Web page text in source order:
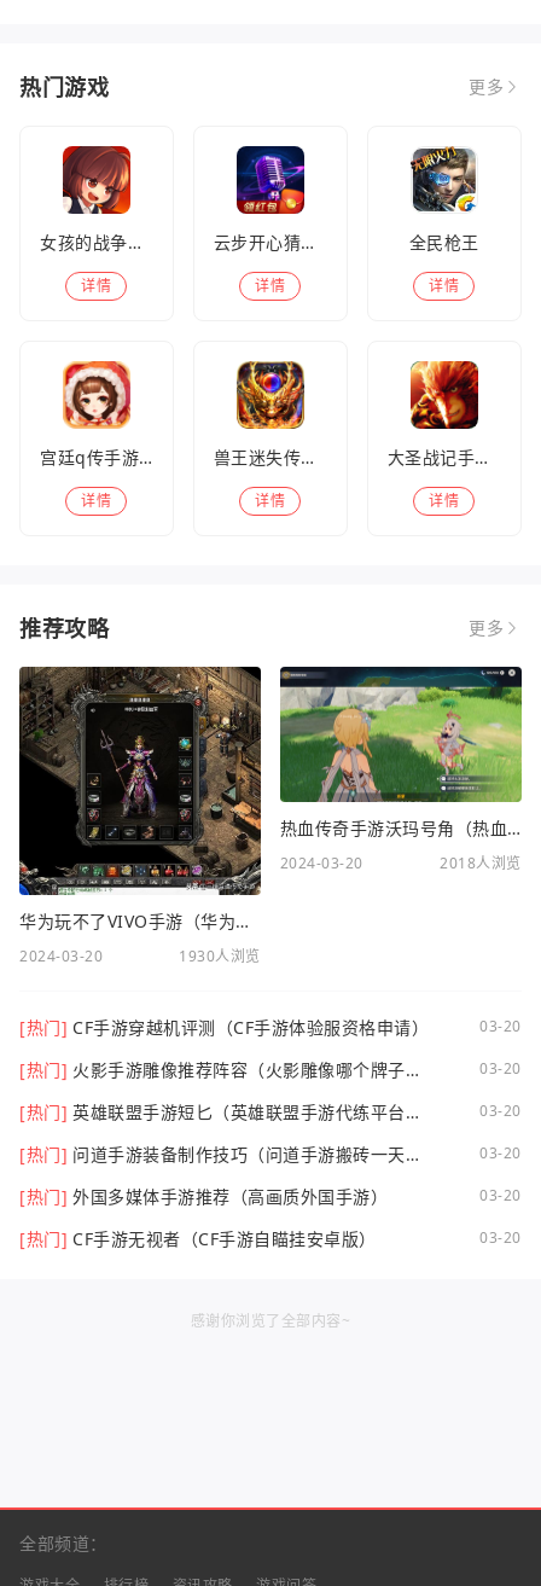
热门游戏 更多
女孩的战争手机版(暂未上线)
详情
云步开心猜歌名
详情
全民枪王
详情
宫廷q传手游百度版
详情
兽王迷失传奇高爆版
详情
大圣战记手游官方版
详情
推荐攻略 更多
华为玩不了VIVO手游（华为玩不了VIVO手游怎么办）
2024-03-20 1930人浏览
热血传奇手游沃玛号角（热血传奇沃玛装备隐藏属性）
2024-03-20 2018人浏览
[热门] CF手游穿越机评测（CF手游体验服资格申请） 03-20
[热门] 火影手游雕像推荐阵容（火影雕像哪个牌子
03-20
[热门] 英雄联盟手游短匕（英雄联盟手游代练平台哪
03-20
[热门] 问道手游装备制作技巧（问道手游搬砖一天可
03-20
[热门] 外国多媒体手游推荐（高画质外国手游） 03-20
[热门] CF手游无视者（CF手游自瞄挂安卓版） 03-20
感谢你浏览了全部内容~
全部频道：